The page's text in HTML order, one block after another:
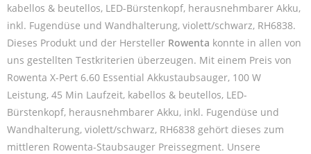
kabellos & beutellos, LED-Bürstenkopf, herausnehmbarer Akku,
inkl. Fugendüse und Wandhalterung, violett/schwarz, RH6838.
Dieses Produkt und der Hersteller Rowenta konnte in allen von
uns gestellten Testkriterien überzeugen. Mit einem Preis von
Rowenta X-Pert 6.60 Essential Akkustaubsauger, 100 W
Leistung, 45 Min Laufzeit, kabellos & beutellos, LED-
Bürstenkopf, herausnehmbarer Akku, inkl. Fugendüse und
Wandhalterung, violett/schwarz, RH6838 gehört dieses zum
mittleren Rowenta-Staubsauger Preissegment. Unsere